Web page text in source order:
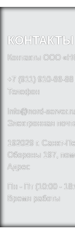
КОНТАКТЫ
Контакты ООО
+7 (911) 910-66-88
Телефон
info@nord-server.ru
Электронная
192029 г. Санкт-
Обороны 197,
Адрес
Пн - Пт (10:00 -
Время работы